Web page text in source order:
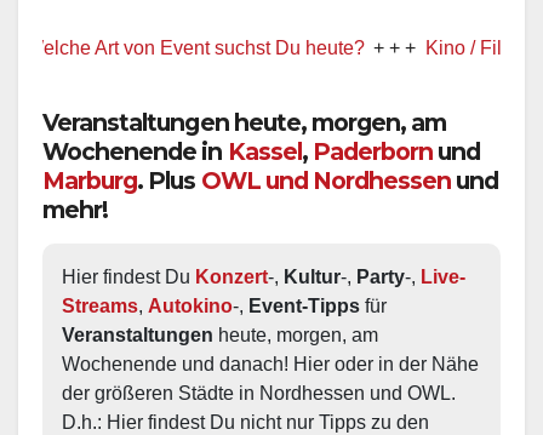
Art von Event suchst Du heute? + + + Kino / Film + + +
Veranstaltungen heute, morgen, am
Wochenende in Kassel, Paderborn und
Marburg. Plus OWL und Nordhessen und
mehr!
Hier findest Du Konzert-, Kultur-, Party-, Live-
Streams, Autokino-, Event-Tipps
Veranstaltungen heute, morgen, am
Wochenende und danach! Hier oder in der Nähe
der größeren Städte in Nordhessen und OWL.
D.h.: Hier findest Du nicht nur Tipps zu den